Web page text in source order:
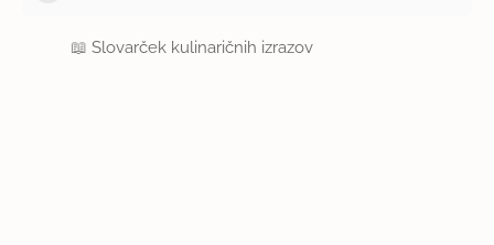
📖Slovarček kulinaričnih izrazov